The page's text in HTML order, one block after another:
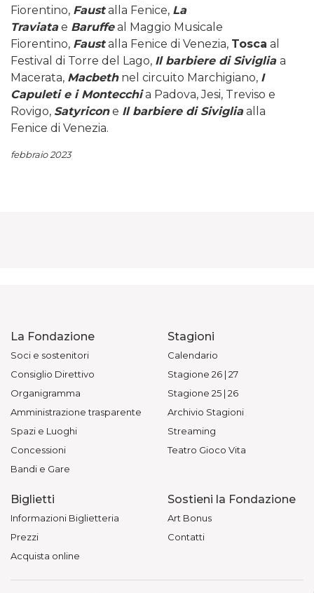
Fiorentino, Faustalla Fenice, La
Traviatae Baruffeal Maggio Musicale
Fiorentino, Faustalla Fenice di Venezia, Tosca al
Festival di Torre del Lago, Il barbiere di Siviglia a
Macerata, Macbethnel circuito Marchigiano, I
Capuleti e i Montecchia Padova, Jesi, Treviso e
Rovigo, Satyricone Il barbiere di Sivigliaalla
Fenice di Venezia.
febbraio 2023
La Fondazione
Soci e sostenitori
Consiglio Direttivo
Organigramma
Amministrazione trasparente
Spazi e Luoghi
Concessioni
Bandi e Gare
Stagioni
Calendario
Stagione 26 | 27
Stagione 25 | 26
Archivio Stagioni
Streaming
Teatro Gioco Vita
Biglietti
Informazioni Biglietteria
Prezzi
Acquista online
Sostieni la Fondazione
Art Bonus
Contatti